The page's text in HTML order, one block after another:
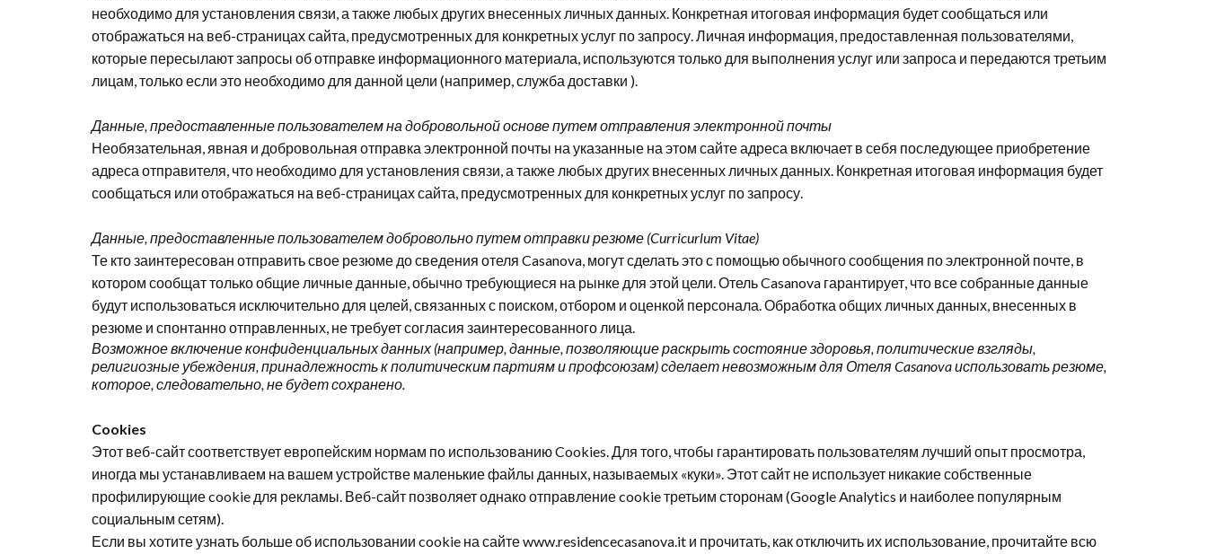
необходимо для установления связи, а также любых других внесенных личных данных. Конкретная итоговая информация будет сообщаться или
отображаться на веб-страницах сайта, предусмотренных для конкретных услуг по запросу. Личная информация, предоставленная пользователями,
которые пересылают запросы об отправке информационного материала, используются только для выполнения услуг или запроса и передаются третьим
лицам, только если это необходимо для данной цели (например, служба доставки ).
Данные, предоставленные пользователем на добровольной основе путем отправления электронной почты
Необязательная, явная и добровольная отправка электронной почты на указанные на этом сайте адреса включает в себя последующее приобретение
адреса отправителя, что необходимо для установления связи, а также любых других внесенных личных данных. Конкретная итоговая информация будет
сообщаться или отображаться на веб-страницах сайта, предусмотренных для конкретных услуг по запросу.
Данные, предоставленные пользователем добровольно путем отправки резюме (Curricurlum Vitae)
Те кто заинтересован отправить свое резюме до сведения отеля Casanova, могут сделать это с помощью обычного сообщения по электронной почте, в
котором сообщат только общие личные данные, обычно требующиеся на рынке для этой цели. Отель Casanova гарантирует, что все собранные данные
будут использоваться исключительно для целей, связанных с поиском, отбором и оценкой персонала. Обработка общих личных данных, внесенных в
резюме и спонтанно отправленных, не требует согласия заинтересованного лица.
Возможное включение конфиденциальных данных (например, данные, позволяющие раскрыть состояние здоровья, политические взгляды,
религиозные убеждения, принадлежность к политическим партиям и профсоюзам) сделает невозможным для Отеля Casanova использовать резюме,
которое, следовательно, не будет сохранено.
Cookies
Этот веб-сайт соответствует европейским нормам по использованию Cookies. Для того, чтобы гарантировать пользователям лучший опыт просмотра,
иногда мы устанавливаем на вашем устройстве маленькие файлы данных, называемых «куки». Этот сайт не использует никакие собственные
профилирующиеcookie для рекламы. Веб-сайт позволяет однако отправлениеcookieтретьим сторонам (Google Analytics и наиболее популярным
социальным сетям).
Если вы хотите узнать больше об использовании cookie на сайте www.residencecasanova.it и прочитать, как отключить их использование, прочитайте всю